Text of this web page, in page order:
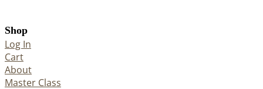
Shop
Log In
Cart
About
Master Class